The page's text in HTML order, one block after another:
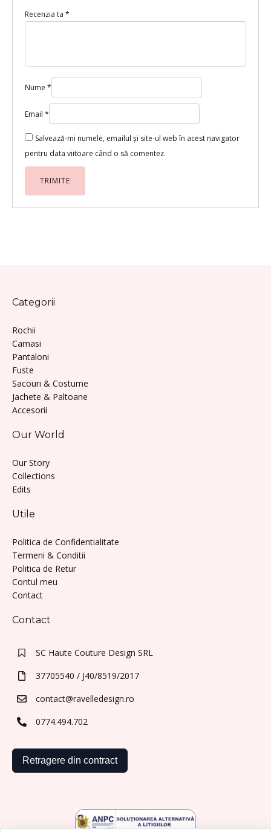
Recenzia ta *
Nume *
Email *
Salvează-mi numele, emailul și site-ul web în acest navigator
pentru data viitoare când o să comentez.
Categorii
Rochii
Camasi
Pantaloni
Fuste
Sacouri & Costume
Jachete & Paltoane
Accesorii
Our World
Our Story
Collections
Edits
Utile
Politica de Confidentialitate
Termeni & Conditii
Politica de Retur
Contul meu
Contact
Contact
SC Haute Couture Design SRL
37705540 / J40/8519/2017
contact@ravelledesign.ro
0774.494.702
Retragere din contract